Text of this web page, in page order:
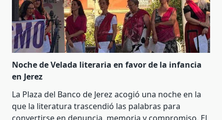
Noche de Velada literaria en favor de la infancia
en Jerez
La Plaza del Banco de Jerez acogió una noche en la
que la literatura trascendió las palabras para